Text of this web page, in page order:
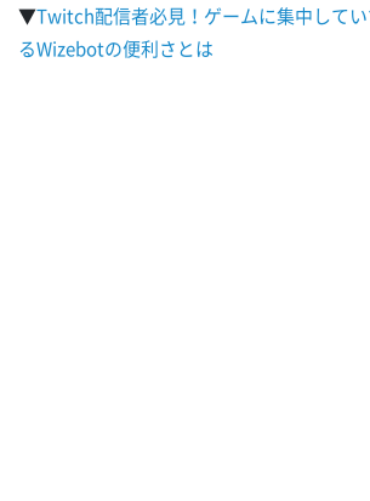
▼Twitch配信者必見！ゲームに集中して
るWizebotの便利さとは